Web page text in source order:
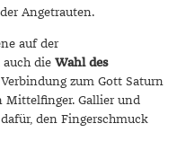
Angetrauten.
auf der
auch die Wahl des
zum Gott Saturn
Mittelfinger. Gallier und
den Fingerschmuck